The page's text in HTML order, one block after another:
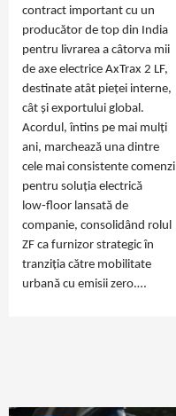
contract important cu un
producător de top din India
pentru livrarea a câtorva mii
de axe electrice AxTrax 2 LF,
destinate atât pieței interne,
cât și exportului global.
Acordul, întins pe mai mulți
ani, marchează una dintre
cele mai consistente comenzi
pentru soluția electrică
low‑floor lansată de
companie, consolidând rolul
ZF ca furnizor strategic în
tranziția către mobilitate
urbană cu emisii zero.…